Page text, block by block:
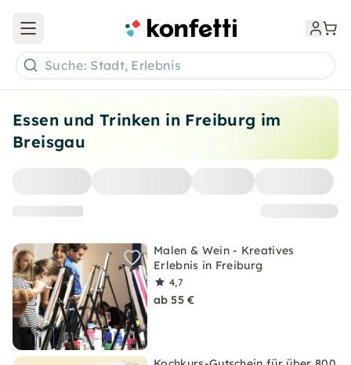
Essen und Trinken in Freiburg im
Breisgau
Malen & Wein - Kreatives
Erlebnis in Freiburg
4,7
ab 55 €
Open main menu
Suche: Stadt, Erlebnis